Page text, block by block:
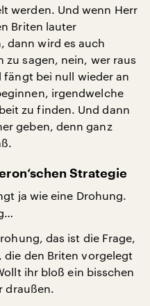
werden. Und wenn Herr
Briten lauter
dann wird es auch
zu sagen, nein, wer raus
fängt bei null wieder an
irgendwelche
zu finden. Und dann
geben, denn ganz
Strategie
ja wie eine Drohung.
das ist die Frage,
die den Briten vorgelegt
ihr bloß ein bisschen
draußen.